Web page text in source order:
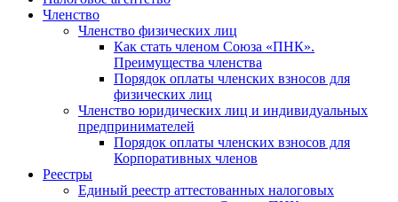
Членство
Членство физических лиц
Как стать членом Союза «ПНК».
Преимущества членства
Порядок оплаты членских взносов для
физических лиц
Членство юридических лиц и индивидуальных
предпринимателей
Порядок оплаты членских взносов для
Корпоративных членов
Реестры
Единый реестр аттестованных налоговых